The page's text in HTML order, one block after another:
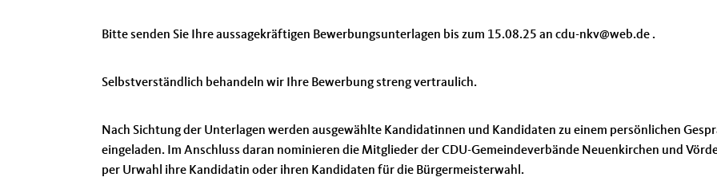
Bitte senden Sie Ihre aussagekräftigen Bewerbungsunterlagen bis zum 15.08.25 an cdu-nkv@web.de .
Selbstverständlich behandeln wir Ihre Bewerbung streng vertraulich.
Nach Sichtung der Unterlagen werden ausgewählte Kandidatinnen und Kandidaten zu einem persönlichen
eingeladen. Im Anschluss daran nominieren die Mitglieder der CDU-Gemeindeverbände Neuenkirchen und
per Urwahl ihre Kandidatin oder ihren Kandidaten für die Bürgermeisterwahl.